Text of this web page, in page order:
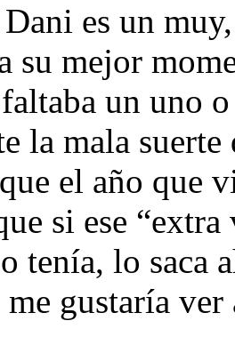
Dani es un
su mejor
un uno
la mala
el año que
si ese
tenía, lo saca
gustaría